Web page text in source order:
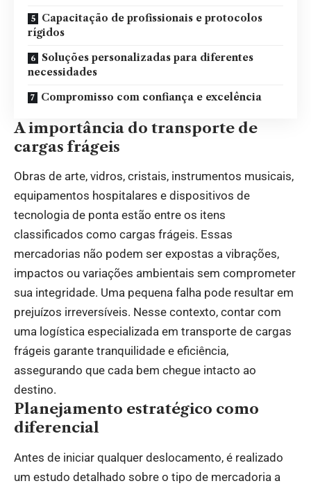
Capacitação de profissionais e protocolos
rígidos
Soluções personalizadas para diferentes
necessidades
Compromisso com confiança e excelência
A importância do transporte de
cargas frágeis
Obras de arte, vidros, cristais, instrumentos musicais,
equipamentos hospitalares e dispositivos de
tecnologia de ponta estão entre os itens
classificados como cargas frágeis. Essas
mercadorias não podem ser expostas a vibrações,
impactos ou variações ambientais sem comprometer
sua integridade. Uma pequena falha pode resultar em
prejuízos irreversíveis. Nesse contexto, contar com
uma logística especializada em transporte de cargas
frágeis garante tranquilidade e eficiência,
assegurando que cada bem chegue intacto ao
destino.
Planejamento estratégico como
diferencial
Antes de iniciar qualquer deslocamento, é realizado
um estudo detalhado sobre o tipo de mercadoria a